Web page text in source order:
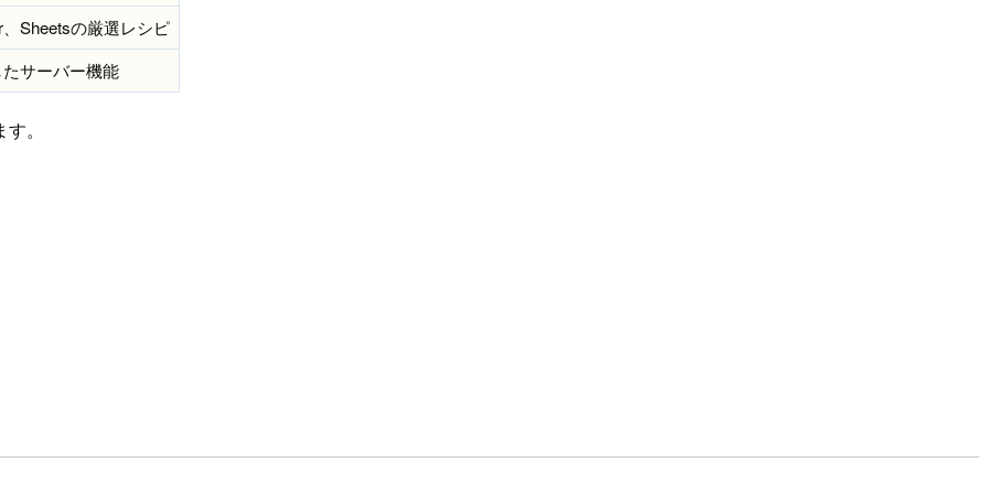
Sheetsの厳選レシピ
サーバー機能
。